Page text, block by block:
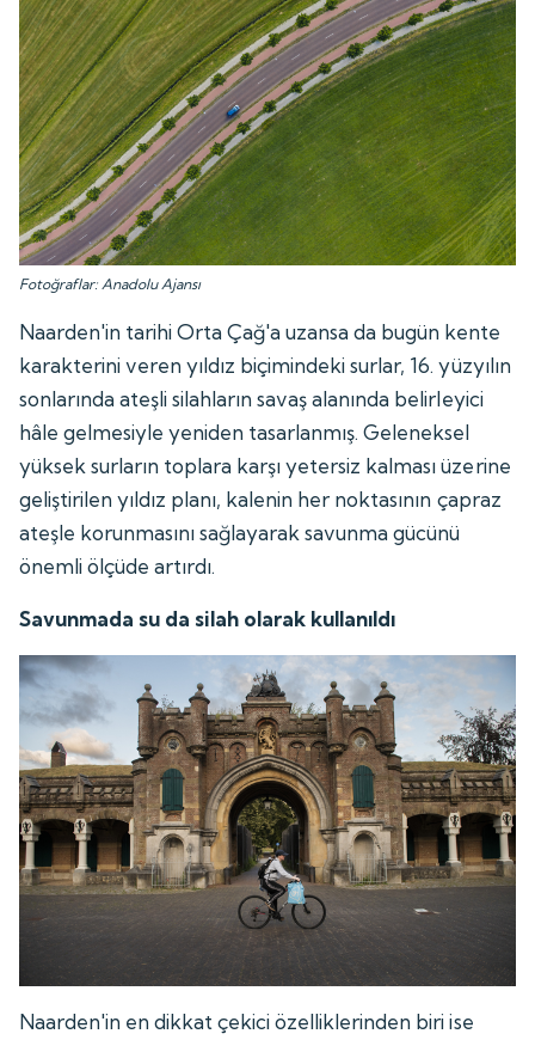
Fotoğraflar: Anadolu Ajansı
Naarden'in tarihi Orta Çağ'a uzansa da bugün kente
karakterini veren yıldız biçimindeki surlar, 16. yüzyılın
sonlarında ateşli silahların savaş alanında belirleyici
hâle gelmesiyle yeniden tasarlanmış. Geleneksel
yüksek surların toplara karşı yetersiz kalması üzerine
geliştirilen yıldız planı, kalenin her noktasının çapraz
ateşle korunmasını sağlayarak savunma gücünü
önemli ölçüde artırdı.
Savunmada su da silah olarak kullanıldı
Naarden'in en dikkat çekici özelliklerinden biri ise